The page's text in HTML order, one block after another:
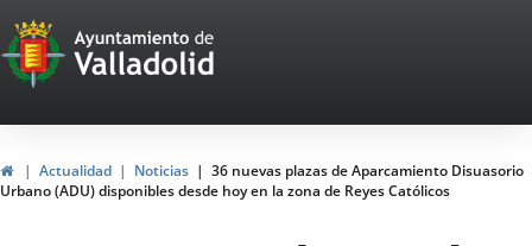
Portal
Web
del
Ayuntamiento
de
InicioActualidad Noticias
36 nuevas plazas de Aparcamiento Disuasorio
Urbano (ADU) disponibles desde hoy en la zona de Reyes Católicos